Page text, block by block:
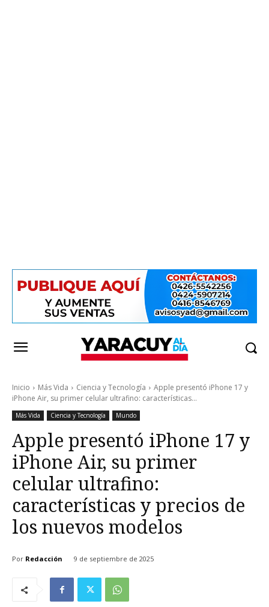
Inicio Más Vida Ciencia y Tecnología
Apple presentó iPhone 17 y
iPhone Air, su primer celular ultrafino: características...
Más Vida Ciencia y Tecnología Mundo
Apple presentó iPhone 17 y
iPhone Air, su primer
celular ultrafino:
características y precios de
los nuevos modelos
Por Redacción 9 de septiembre de 2025